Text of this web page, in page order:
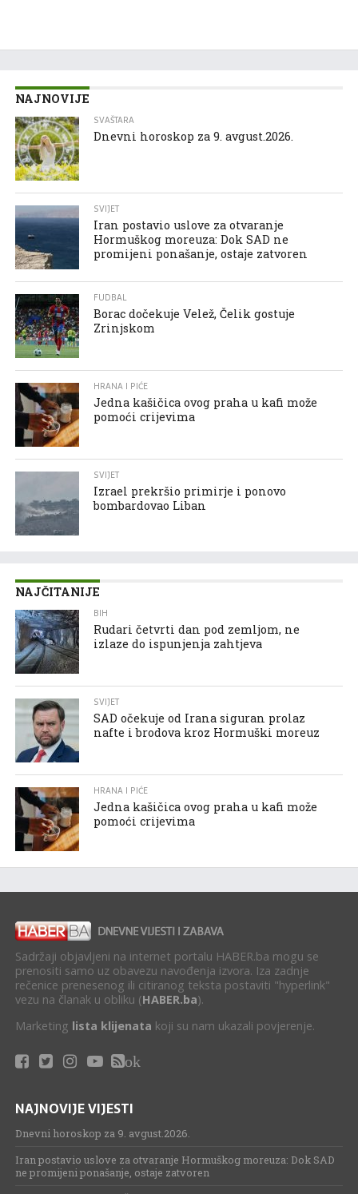
NAJNOVIJE
SVAŠTARA
Dnevni horoskop za 9. avgust.2026.
SVIJET
Iran postavio uslove za otvaranje
Hormuškog moreuza: Dok SAD ne
promijeni ponašanje, ostaje zatvoren
FUDBAL
Borac dočekuje Velež, Čelik gostuje
Zrinjskom
HRANA I PIĆE
Jedna kašičica ovog praha u kafi može
pomoći crijevima
SVIJET
Izrael prekršio primirje i ponovo
bombardovao Liban
NAJČITANIJE
BIH
Rudari četvrti dan pod zemljom, ne
izlaze do ispunjenja zahtjeva
SVIJET
SAD očekuje od Irana siguran prolaz
nafte i brodova kroz Hormuški moreuz
HRANA I PIĆE
Jedna kašičica ovog praha u kafi može
pomoći crijevima
Sadržaji objavljeni na internet portalu HABER.ba mogu se
prenositi samo uz obavezu navođenja izvora. Iza zadnje
rečenice prenesenog ili citiranog teksta postaviti "hyperlink"
vezu na članak u obliku (HABER.ba).
Marketing lista klijenata koji su nam ukazali povjerenje.
ok
NAJNOVIJE VIJESTI
Dnevni horoskop za 9. avgust.2026.
Iran postavio uslove za otvaranje Hormuškog moreuza: Dok SAD
ne promijeni ponašanje, ostaje zatvoren